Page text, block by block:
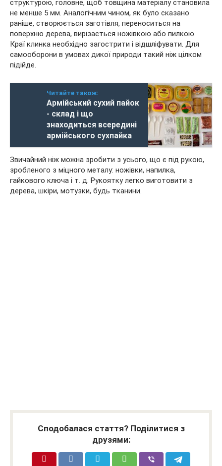
структурою, головне, щоб товщина матеріалу становила
не менше 5 мм. Аналогічним чином, як було сказано
раніше, створюється заготівля, переноситься на
поверхню дерева, вирізається ножівкою або пилкою.
Краї клинка необхідно загострити і відшліфувати. Для
самооборони в умовах дикої природи такий ніж цілком
підійде.
Читайте також:
Армійський сухий пайок
- склад і що
знаходиться всередині
армійського сухпайка
Звичайний ніж можна зробити з усього, що є під рукою,
зробленого з міцного металу: ножівки, напилка,
гайкового ключа і т. д. Рукоятку легко виготовити з
дерева, шкіри, мотузки, будь тканини.
Сподобалася стаття? Поділитися з
друзями: